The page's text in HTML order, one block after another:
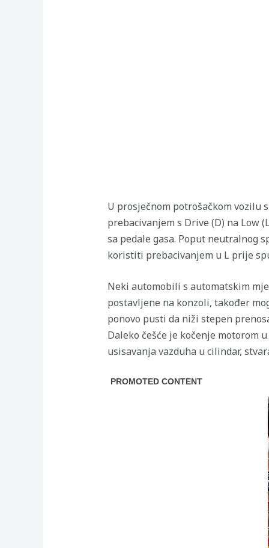
U prosječnom potrošačkom vozilu s
prebacivanjem s Drive (D) na Low
sa pedale gasa. Poput neutralnog
koristiti prebacivanjem u L prije
Neki automobili s automatskim
postavljene na konzoli, također
ponovo pusti da niži stepen
Daleko češće je kočenje motorom
usisavanja vazduha u cilindar,